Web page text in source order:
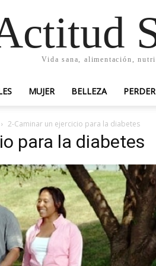
Vida sana, alimentación,
MUJER BELLEZA
2-Caminar un ejercicio para la diabetes
para la diabetes